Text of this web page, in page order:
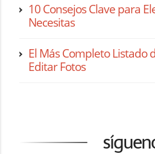
10 Consejos Clave para
Necesitas
El Más Completo Listado
Editar Fotos